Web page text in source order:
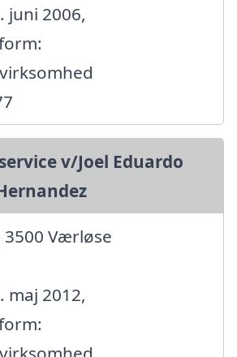
juni 2006,
v/Joel Eduardo
Værløse
maj 2012,